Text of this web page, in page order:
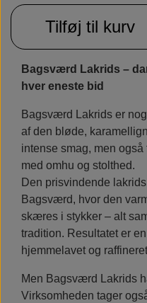
Sød: Rund og blød smag
Mandel: En spændende
mandelsmag.
Tilføj til kurv
Bagsværd Lakrids –
hver eneste bid
Bagsværd Lakrids er
af den bløde,
intense smag, men
med omhu og stolthed.
Den prisvindende
Bagsværd, hvor den
skæres i stykker – alt
tradition. Resultatet er
hjemmelavet og
Men Bagsværd Lakrids
Virksomheden tager